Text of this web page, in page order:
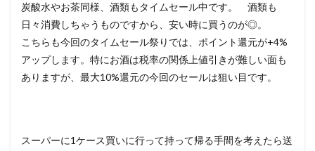
炭酸水やお茶同様、酒類もタイムセール中です。 酒類も
日々消費しちゃうものですから、安い時に買うのが◎。
こちらも今回のタイムセール祭りでは、ポイント還元が+4%
アップします。特にお酒は税率の関係上値引きが難しい面も
ありますが、最大10%還元の今回のセールは狙い目です。
スーパーに1ケース買いに行って持って帰る手間を考えたら送